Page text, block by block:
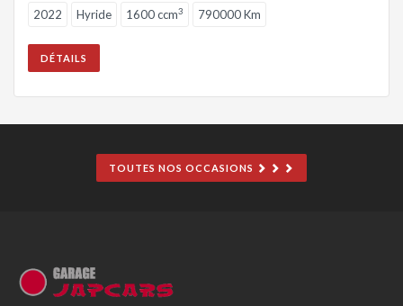
2022 Hyride 1600 ccm3 790000 Km
DÉTAILS
TOUTES NOS OCCASIONS